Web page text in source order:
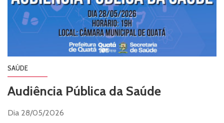
SAÚDE
Audiência Pública da Saúde
Dia 28/05/2026